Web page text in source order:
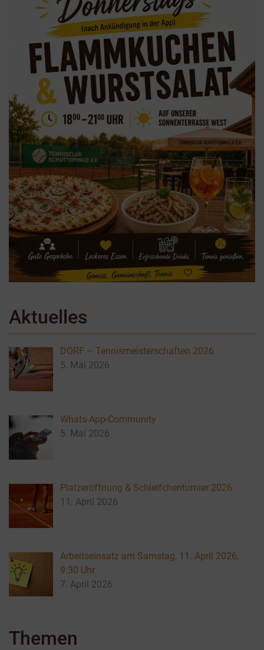
Aktuelles
DORF – Tennismeisterschaften 2026
5. Mai 2026
Whats-App-Community
5. Mai 2026
Platzeröffnung & Schleifchenturnier 2026
11. April 2026
Arbeitseinsatz am Samstag, 11. April 2026,
9:30 Uhr
7. April 2026
Themen